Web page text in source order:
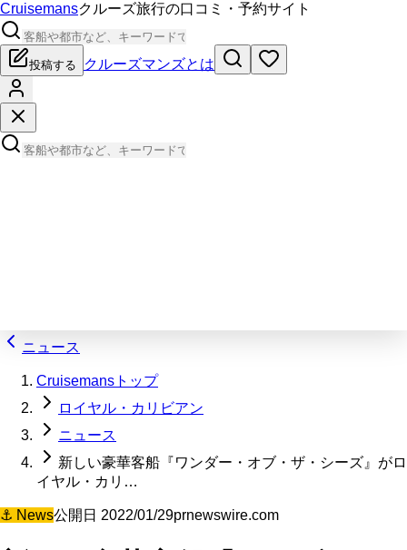
Cruisemansクルーズ旅行の口コミ・予約サイト
投稿する クルーズマンズとは
ニュース
Cruisemansトップ
ロイヤル・カリビアン
ニュース
新しい豪華客船『ワンダー・オブ・ザ・シーズ』がロ
イヤル・カリ…
⚓ News公開日 2022/01/29prnewswire.com